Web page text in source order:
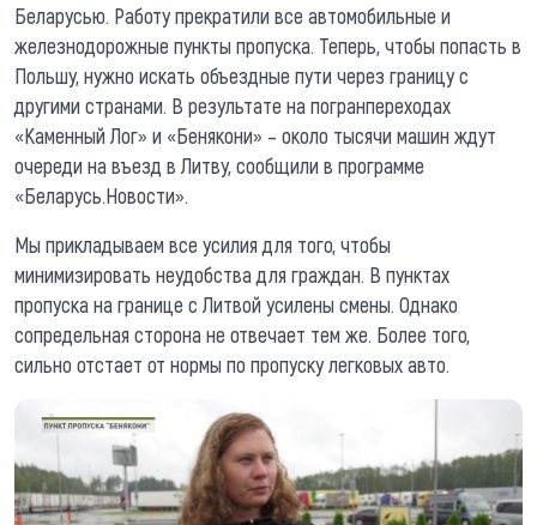
Беларусью. Работу прекратили все автомобильные и
железнодорожные пункты пропуска. Теперь, чтобы попасть в
Польшу, нужно искать объездные пути через границу с
другими странами. В результате на погранпереходах
«Каменный Лог» и «Бенякони» – около тысячи машин ждут
очереди на въезд в Литву, сообщили в программе
«Беларусь.Новости».
Мы прикладываем все усилия для того, чтобы
минимизировать неудобства для граждан. В пунктах
пропуска на границе с Литвой усилены смены. Однако
сопредельная сторона не отвечает тем же. Более того,
сильно отстает от нормы по пропуску легковых авто.